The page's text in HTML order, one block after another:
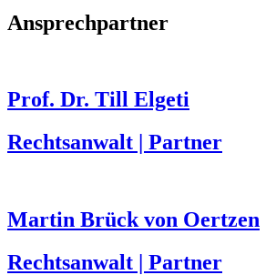
Ansprechpartner
Prof. Dr. Till Elgeti
Rechtsanwalt | Partner
Martin Brück von Oertzen
Rechtsanwalt | Partner